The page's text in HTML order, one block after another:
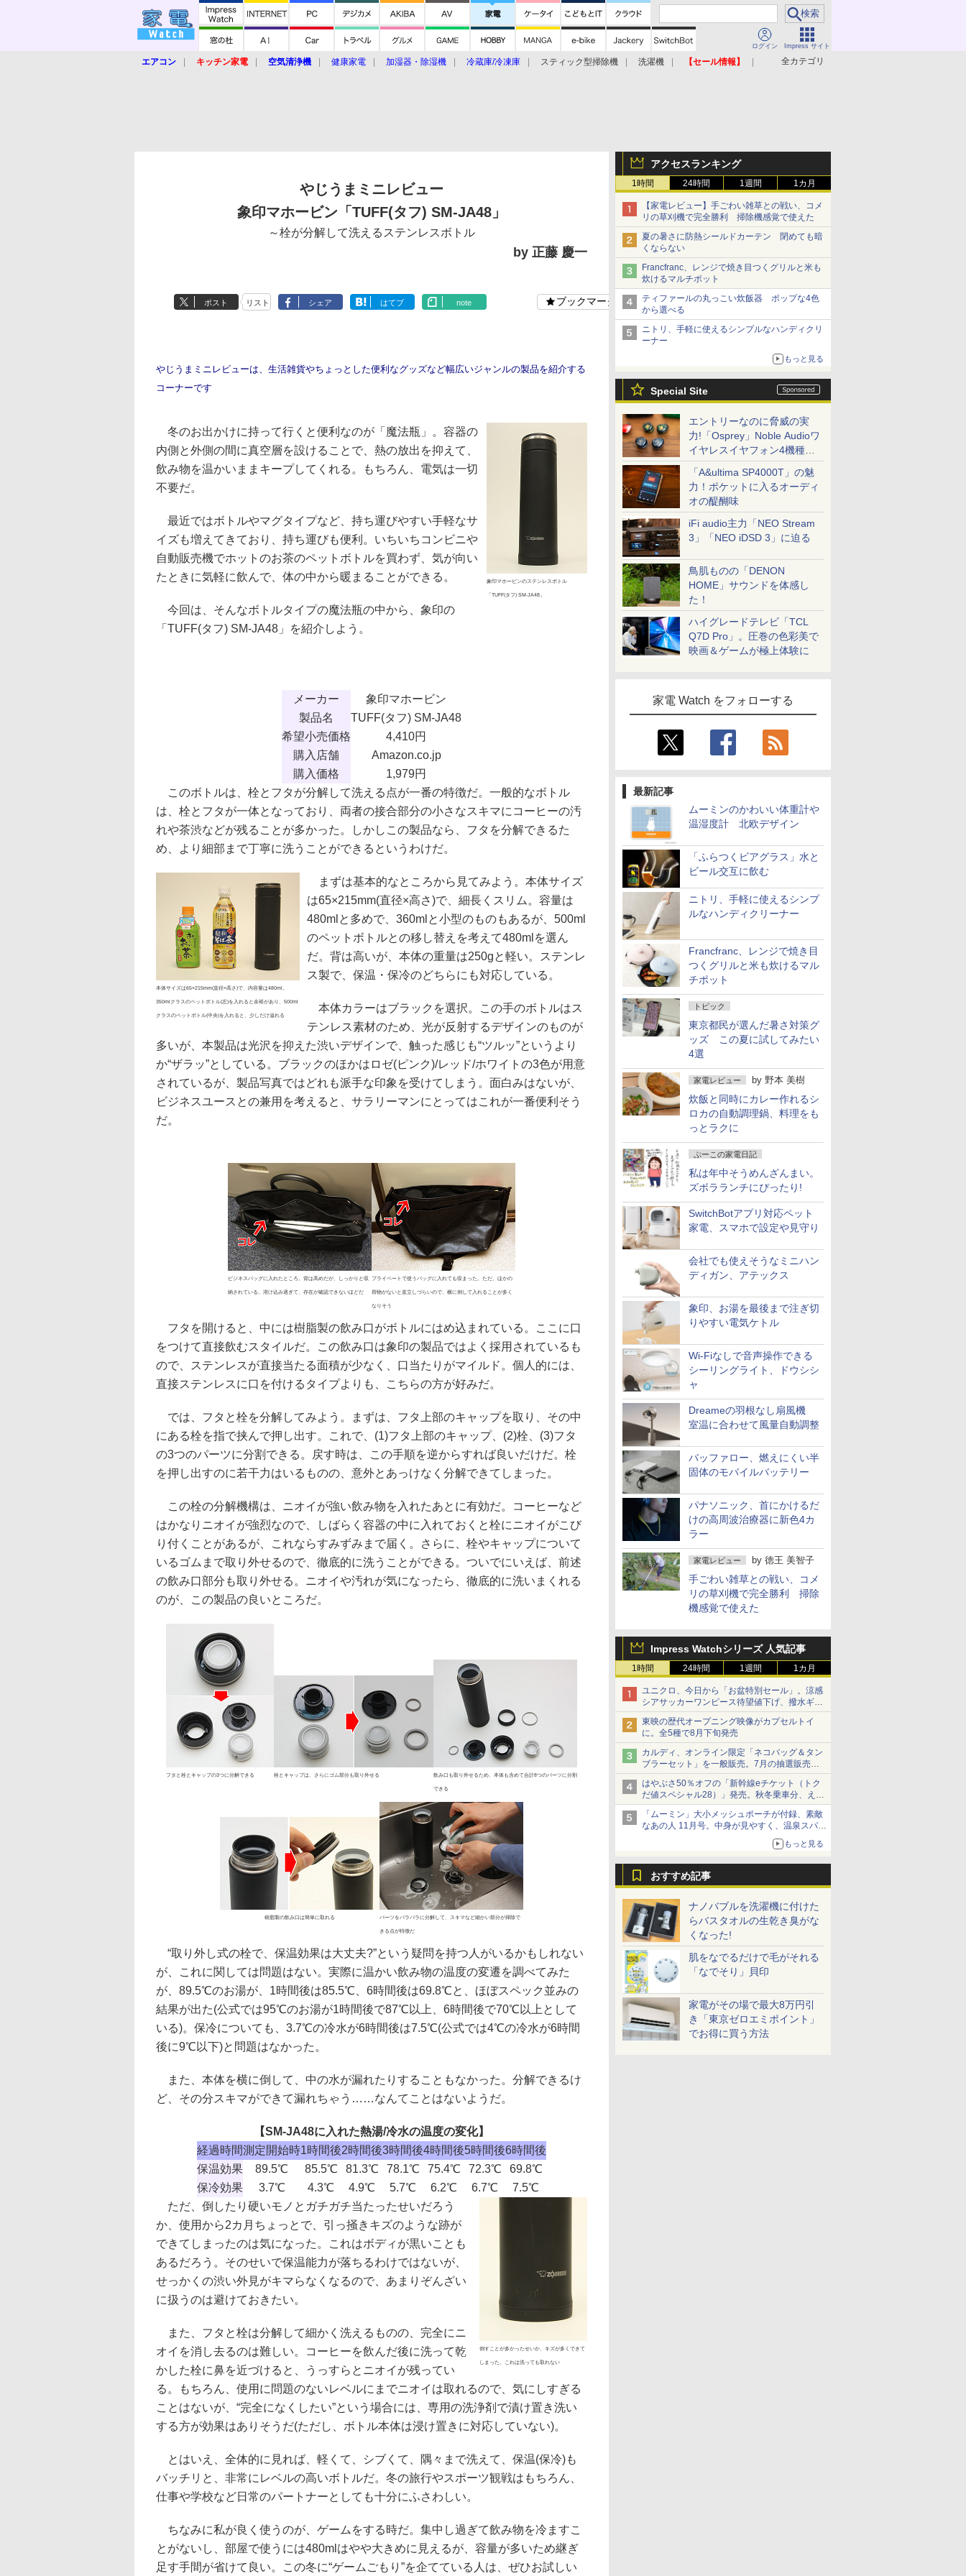
ログイン Impress サイト
全カテゴリ
エアコン キッチン家電 空気清浄機 健康家電 加湿器・除湿機 冷蔵庫/冷凍庫 スティック型掃除機 洗濯機
【セール情報】
アクセスランキング
1時間 24時間 1週間 1カ月
【家電レビュー】手ごわい雑草との戦い、コメ
リの草刈機で完全勝利 掃除機感覚で使えた
夏の暑さに防熱シールドカーテン 閉めても暗
くならない
Francfranc、レンジで焼き目つくグリルと米も
炊けるマルチポット
ティファールの丸っこい炊飯器 ポップな4色
から選べる
ニトリ、手軽に使えるシンプルなハンディクリ
ーナー
もっと見る
Special Site
エントリーなのに脅威の実
力!「Osprey」Noble Audioワ
イヤレスイヤフォン4機種を
一気に聴く
「A&ultima SP4000T」の魅
力！ポケットに入るオーディ
オの醍醐味
iFi audio主力「NEO Stream
3」「NEO iDSD 3」に迫る
鳥肌ものの「DENON
HOME」サウンドを体感し
た！
ハイグレードテレビ「TCL
Q7D Pro」。圧巻の色彩美で
映画＆ゲームが極上体験に
家電 Watch をフォローする
最新記事
ムーミンのかわいい体重計や
温湿度計 北欧デザイン
「ふらつくビアグラス」水と
ビール交互に飲む
ニトリ、手軽に使えるシンプ
ルなハンディクリーナー
Francfranc、レンジで焼き目
つくグリルと米も炊けるマル
チポット
トピック
東京都民が選んだ暑さ対策グ
ッズ この夏に試してみたい
4選
家電レビュー by 野本 美樹
炊飯と同時にカレー作れるシ
ロカの自動調理鍋、料理をも
っとラクに
ぷーこの家電日記
私は年中そうめんざんまい。
ズボラランチにぴったり!
SwitchBotアプリ対応ペット
家電、スマホで設定や見守り
会社でも使えそうなミニハン
ディガン、アテックス
象印、お湯を最後まで注ぎ切
りやすい電気ケトル
Wi-Fiなしで音声操作できる
シーリングライト、ドウシシ
ャ
Dreameの羽根なし扇風機
室温に合わせて風量自動調整
バッファロー、燃えにくい半
固体のモバイルバッテリー
パナソニック、首にかけるだ
けの高周波治療器に新色4カ
ラー
家電レビュー by 徳王 美智子
手ごわい雑草との戦い、コメ
リの草刈機で完全勝利 掃除
機感覚で使えた
Impress Watchシリーズ 人気記事
1時間 24時間 1週間 1カ月
ユニクロ、今日から「お盆特別セール」。涼感
シアサッカーワンピース待望値下げ、撥水ギア
ショーツは1990円に
東映の歴代オープニング映像がカプセルトイ
に。全5種で8月下旬発売
カルディ、オンライン限定「ネコバッグ＆タン
ブラーセット」を一般販売。7月の抽選販売の
当選無効分
はやぶさ50％オフの「新幹線eチケット（トク
だ値スペシャル28）」発売。秋冬乗車分、えき
ねっと限定
「ムーミン」大小メッシュポーチが付録、素敵
なあの人 11月号。中身が見やすく、温泉スパに
もっと見る
おすすめ記事
ナノバブルを洗濯機に付けた
らバスタオルの生乾き臭がな
くなった!
肌をなでるだけで毛がそれる
「なでそり」貝印
家電がその場で最大8万円引
き「東京ゼロエミポイント」
でお得に買う方法
やじうまミニレビュー
象印マホービン「TUFF(タフ) SM-JA48」
～栓が分解して洗えるステンレスボトル
by 正藤 慶一
ポスト リスト シェア はてブ note ブックマーク
やじうまミニレビューは、生活雑貨やちょっとした便利なグッズなど幅広いジャンルの製品を紹介する
コーナーです
象印マホービンのステンレスボトル
「TUFF(タフ) SM-JA48」
冬のお出かけに持って行くと便利なのが「魔法瓶」。容器の
内側と外側の間に真空層を設けることで、熱の放出を抑えて、
飲み物を温かいままキープしてくれる。もちろん、電気は一切
不要だ。
最近ではボトルやマグタイプなど、持ち運びやすい手軽なサ
イズも増えてきており、持ち運びも便利。いちいちコンビニや
自動販売機でホットのお茶のペットボトルを買わず、気が向い
たときに気軽に飲んで、体の中から暖まることができる。
今回は、そんなボトルタイプの魔法瓶の中から、象印の
「TUFF(タフ) SM-JA48」を紹介しよう。
メーカー
象印マホービン
製品名
TUFF(タフ) SM-JA48
希望小売価格
4,410円
購入店舗
Amazon.co.jp
購入価格
1,979円
このボトルは、栓とフタが分解して洗える点が一番の特徴だ。一般的なボトル
は、栓とフタが一体となっており、両者の接合部分の小さなスキマにコーヒーの汚
れや茶渋などが残ることが多かった。しかしこの製品なら、フタを分解できるた
め、より細部まで丁寧に洗うことができるというわけだ。
本体サイズは65×215mm(直径×高さ)で、内容量は480ml。
350mlクラスのペットボトル(左)を入れると余裕があり、500ml
クラスのペットボトル(中央)を入れると、少しだけ溢れる
まずは基本的なところから見てみよう。本体サイズ
は65×215mm(直径×高さ)で、細長くスリム。容量は
480mlと多めで、360mlと小型のものもあるが、500ml
のペットボトルとの移し替えを考えて480mlを選ん
だ。背は高いが、本体の重量は250gと軽い。ステンレ
ス製で、保温・保冷のどちらにも対応している。
本体カラーはブラックを選択。この手のボトルはス
テンレス素材のため、光が反射するデザインのものが
多いが、本製品は光沢を抑えた渋いデザインで、触った感じも“ツルッ”というより
か“ザラッ”としている。ブラックのほかはロゼ(ピンク)/レッド/ホワイトの3色が用意
されているが、製品写真ではどれも派手な印象を受けてしまう。面白みはないが、
ビジネスユースとの兼用を考えると、サラリーマンにとってはこれが一番便利そう
だ。
ビジネスバッグに入れたところ。背は高めだが、しっかりと収
納されている。溶け込み過ぎて、存在が確認できないほどだ
プライベートで使うバッグに入れても収まった。ただ、ほかの
荷物がないと直立しづらいので、横に倒して入れることが多く
なりそう
フタを開けると、中には樹脂製の飲み口がボトルにはめ込まれている。ここに口
をつけて直接飲むスタイルだ。この飲み口は象印の製品ではよく採用されているも
ので、ステンレスが直接当たる面積が少なく、口当たりがマイルド。個人的には、
直接ステンレスに口を付けるタイプよりも、こちらの方が好みだ。
では、フタと栓を分解してみよう。まずは、フタ上部のキャップを取り、その中
にある栓を指で挟んで押し出す。これで、(1)フタ上部のキャップ、(2)栓、(3)フタ
の3つのパーツに分割できる。戻す時は、この手順を逆からすれば良いだけだ。栓
を押し出すのに若干力はいるものの、意外とあっけなく分解できてしまった。
この栓の分解機構は、ニオイが強い飲み物を入れたあとに有効だ。コーヒーなど
はかなりニオイが強烈なので、しばらく容器の中に入れておくと栓にニオイがこび
り付くことがあるが、これならすみずみまで届く。さらに、栓やキャップについて
いるゴムまで取り外せるので、徹底的に洗うことができる。ついでにいえば、前述
の飲み口部分も取り外せる。ニオイや汚れが気になったら、徹底的に洗いまくれる
のが、この製品の良いところだ。
フタと栓とキャップの3つに分解できる 栓とキャップは、さらにゴム部分も取り外せる 飲み口も取り外せるため、本体も含めて合計8つのパーツに分割
できる
樹脂製の飲み口は簡単に取れる パーツをバラバラに分解して、スキマなど細かい部分が掃除で
きる点が特徴だ
“取り外し式の栓で、保温効果は大丈夫?”という疑問を持つ人がいるかもしれない
が、これに関しては問題はない。実際に温かい飲み物の温度の変遷を調べてみた
が、89.5℃のお湯が、1時間後は85.5℃、6時間後は69.8℃と、ほぼスペック並みの
結果が出た(公式では95℃のお湯が1時間後で87℃以上、6時間後で70℃以上として
いる)。保冷についても、3.7℃の冷水が6時間後は7.5℃(公式では4℃の冷水が6時間
後に9℃以下)と問題はなかった。
また、本体を横に倒して、中の水が漏れたりすることもなかった。分解できるけ
ど、その分スキマができて漏れちゃう……なんてことはないようだ。
【SM-JA48に入れた熱湯/冷水の温度の変化】
経過時間測定開始時1時間後2時間後3時間後4時間後5時間後6時間後
保温効果
89.5℃ 85.5℃ 81.3℃ 78.1℃ 75.4℃ 72.3℃
69.8℃
保冷効果
3.7℃ 4.3℃ 4.9℃ 5.7℃ 6.2℃ 6.7℃ 7.5℃
倒すことが多かったせいか、キズが多くできて
しまった。これは洗っても取れない
ただ、倒したり硬いモノとガチガチ当たったせいだろう
か、使用から2カ月ちょっとで、引っ掻きキズのような跡が
できてしまったのは気になった。これはボディが黒いことも
あるだろう。そのせいで保温能力が落ちるわけではないが、
せっかくの渋い外見がキマらなくなるので、あまりぞんざい
に扱うのは避けておきたい。
また、フタと栓は分解して細かく洗えるものの、完全にニ
オイを消し去るのは難しい。コーヒーを飲んだ後に洗って乾
かした栓に鼻を近づけると、うっすらとニオイが残ってい
る。もちろん、使用に問題のないレベルにまでニオイは取れるので、気にしすぎる
ことはないが、“完全になくしたい”という場合には、専用の洗浄剤で漬け置き洗い
する方が効果はありそうだ(ただし、ボトル本体は浸け置きに対応していない)。
とはいえ、全体的に見れば、軽くて、シブくて、隅々まで洗えて、保温(保冷)も
バッチリと、非常にレベルの高いボトルだ。冬の旅行やスポーツ観戦はもちろん、
仕事や学校など日常のパートナーとしても十分にふさわしい。
ちなみに私が良く使うのが、ゲームをする時だ。集中し過ぎて飲み物を冷ますこ
とがないし、部屋で使うには480mlはやや大きめに見えるが、容量が多いため継ぎ
足す手間が省けて良い。この冬に“ゲームごもり”を企てている人は、ぜひお試しい